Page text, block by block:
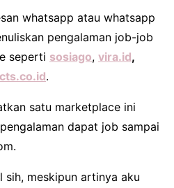
whatsapp atau whatsapp
pengalaman job-job
seperti sosiago, vira.id,
.
satu marketplace ini
dapat job sampai
sih, meskipun artinya aku